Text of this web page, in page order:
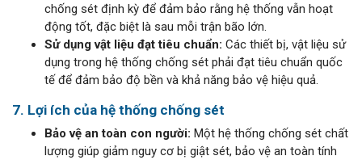
chống sét định kỳ để đảm bảo rằng hệ thống vẫn hoạt
động tốt, đặc biệt là sau mỗi trận bão lớn.
Sử dụng vật liệu đạt tiêu chuẩn: Các thiết bị, vật liệu sử
dụng trong hệ thống chống sét phải đạt tiêu chuẩn quốc
tế để đảm bảo độ bền và khả năng bảo vệ hiệu quả.
7. Lợi ích của hệ thống chống sét
Bảo vệ an toàn con người: Một hệ thống chống sét chất
lượng giúp giảm nguy cơ bị giật sét, bảo vệ an toàn tính